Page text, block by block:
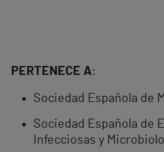
PERTENECE A:
Sociedad Española de
Sociedad Española de
Infecciosas y